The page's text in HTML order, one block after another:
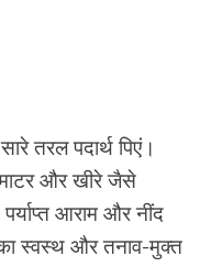
तरल पदार्थ पिएं।
और खीरे जैसे
आराम और नींद
स्वस्थ और तनाव-मुक्त